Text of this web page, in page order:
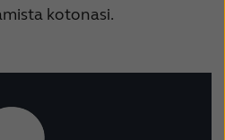
kotonasi.